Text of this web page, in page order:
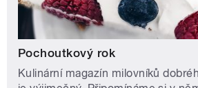
Pochoutkový rok
Kulinární magazín milovníků